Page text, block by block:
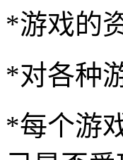
*游戏的
*对各种
*每个游